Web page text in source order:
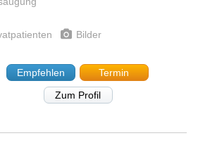
Bilder
Empfehlen
Termin
Zum Profil